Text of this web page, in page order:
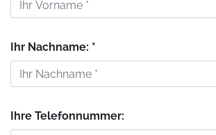
Ihr Nachname: *
Ihre Telefonnummer: